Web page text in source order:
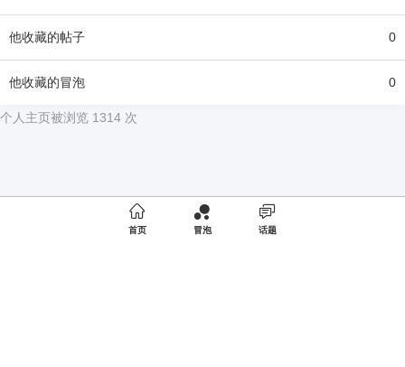
他收藏的帖子 0
他收藏的冒泡 0
个人主页被浏览 1314 次

首页 冒泡 话题